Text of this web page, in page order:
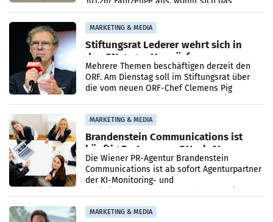
Ergebnis gegenüber Juli 2025 mehr als
verdoppelte (+102
MARKETING & MEDIA
Stiftungsrat Lederer wehrt sich in
den SN gegen Vorwürfe
Mehrere Themen beschäftigen derzeit den
ORF. Am Dienstag soll im Stiftungsrat über
die vom neuen ORF-Chef Clemens Pig
MARKETING & MEDIA
Brandenstein Communications ist
künftig Partner von OtterlyAI
Die Wiener PR-Agentur Brandenstein
Communications ist ab sofort Agenturpartner
der KI-Monitoring- und
MARKETING & MEDIA